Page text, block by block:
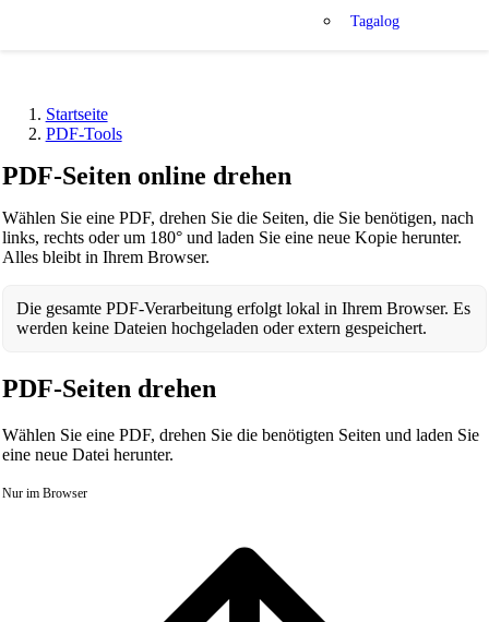
Tagalog
Startseite
PDF-Tools
PDF-Seiten online drehen
Wählen Sie eine PDF, drehen Sie die Seiten, die Sie benötigen, nach
links, rechts oder um 180° und laden Sie eine neue Kopie herunter.
Alles bleibt in Ihrem Browser.
Die gesamte PDF-Verarbeitung erfolgt lokal in Ihrem Browser. Es
werden keine Dateien hochgeladen oder extern gespeichert.
PDF-Seiten drehen
Wählen Sie eine PDF, drehen Sie die benötigten Seiten und laden Sie
eine neue Datei herunter.
Nur im Browser